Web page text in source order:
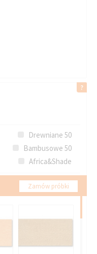
Drewniane 50
Bambusowe 50
Africa&Shade
Zamów próbki